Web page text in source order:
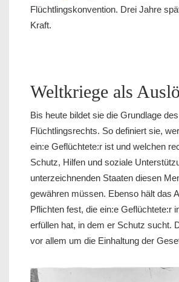
Flüchtlingskonvention. Drei Jahre
Kraft.
Weltkriege als
Bis heute bildet sie die Grundlage
Flüchtlingsrechts. So definiert sie,
ein:e Geflüchtete:r ist und welchen
Schutz, Hilfen und soziale
unterzeichnenden Staaten diesen
gewähren müssen. Ebenso hält das
Pflichten fest, die ein:e Geflüchtete:r
erfüllen hat, in dem er Schutz sucht.
vor allem um die Einhaltung der